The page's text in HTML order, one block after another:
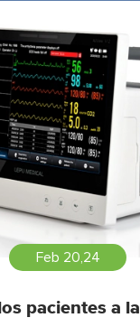
Feb 20,24
pacientes a la